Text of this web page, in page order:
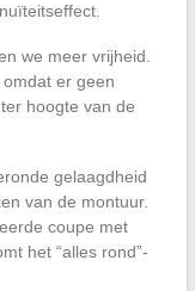
we meer vrijheid.
er geen
hoogte van de
gelaagdheid
van de montuur.
coupe met
het “alles rond”-